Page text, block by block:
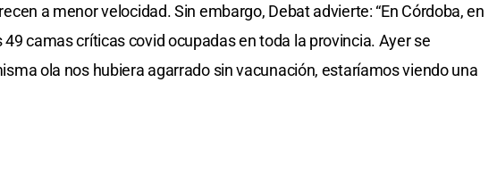
a menor velocidad. Sin embargo, Debat advierte: “En Córdoba, en
camas críticas covid ocupadas en toda la provincia. Ayer se
ola nos hubiera agarrado sin vacunación, estaríamos viendo una